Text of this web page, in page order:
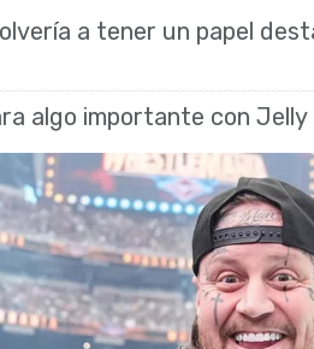
a tener un papel
algo importante con Jelly